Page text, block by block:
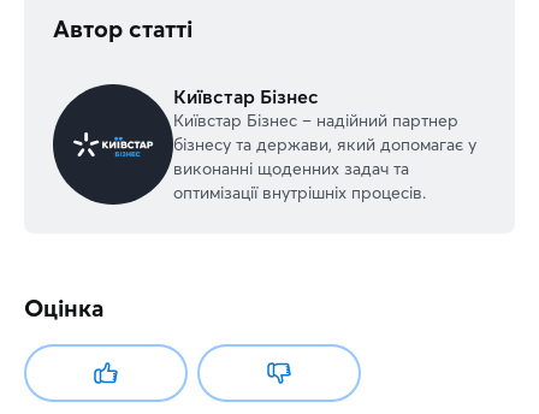
Автор статті
Київстар Бізнес
Київстар Бізнес – надійний партнер
бізнесу та держави, який допомагає у
виконанні щоденних задач та
оптимізації внутрішніх процесів.
Оцінка